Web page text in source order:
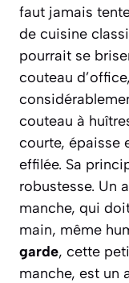
faut jamais
de cuisine
pourrait se
couteau
couteau à
courte, épaisse
effilée. Sa
robustesse. Un
manche, qui
main, même
garde, cette
manche, est un